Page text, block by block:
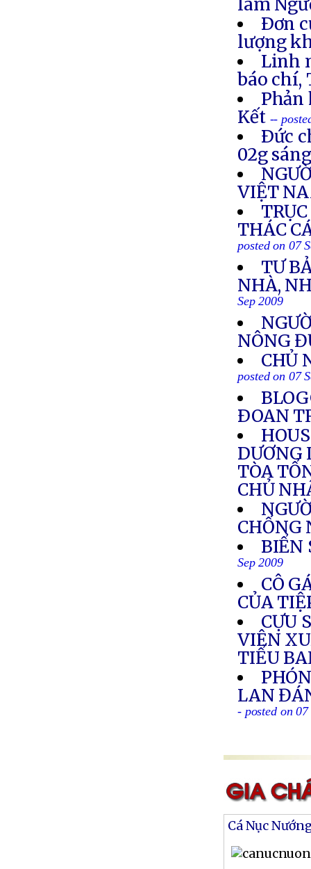
làm
Ðơn
lượng
Linh
báo chí,
Phản
Kết --
Ðức
02g
VIỆT
THÁC
posted on 07
TƯ
NHÀ,
Sep 2009
NÔNG
CHỦ
posted on 07
ÐOAN
DƯƠNG
TÒA
CHỦ
CHỐNG
BIỂN
Sep 2009
CÔ
CỦA
CỰU
VIÊN
TIỂU
LAN
- posted on
Cá Nục